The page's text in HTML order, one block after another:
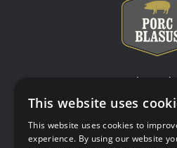
Amodau a
Polisi
Defnydd o gwcis
Datganiad
This website uses
This website uses cookies to
experience. By using our website